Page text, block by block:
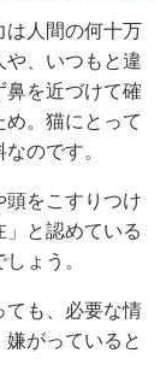
は人間の何十万
や、いつもと違
鼻を近づけて確
。猫にとって
のです。
頭をこすりつけ
と認めている
ょう。
ても、必要な情
がっていると